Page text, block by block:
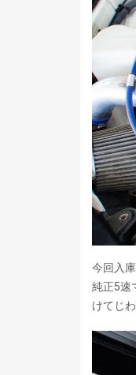
今回入
純正5速
けてじ